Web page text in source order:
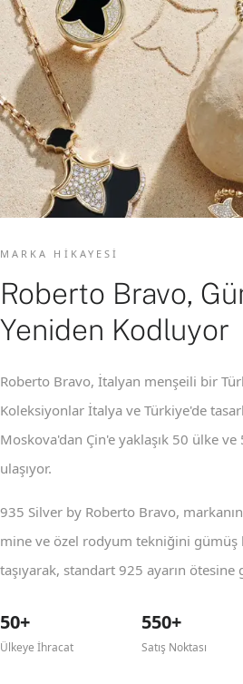
MARKA HIKAYESI
Roberto Bravo,
Yeniden Kodluyor
Roberto Bravo, İtalyan menşeili bir
Koleksiyonlar İtalya ve Türkiye'de
Moskova'dan Çin'e yaklaşık 50 ülke ve
ulaşıyor.
935 Silver by Roberto Bravo,
mine ve özel rodyum tekniğini gümüş
taşıyarak, standart 925 ayarın
50+
Ülkeye İhracat
550+
Satış Noktası